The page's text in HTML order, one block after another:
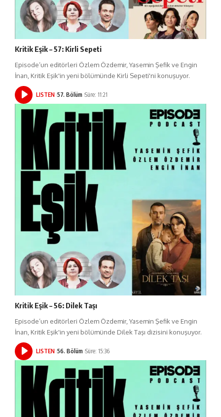
Kritik Eşik – 57: Kirli Sepeti
Episode’un editörleri Özlem Özdemir, Yasemin Şefik ve Engin
İnan, Kritik Eşik'in yeni bölümünde Kirli Sepeti'ni konuşuyor.
LISTEN 57. Bölüm Süre: 11:21
Kritik Eşik – 56: Dilek Taşı
Episode’un editörleri Özlem Özdemir, Yasemin Şefik ve Engin
İnan, Kritik Eşik'in yeni bölümünde Dilek Taşı dizisini konuşuyor.
LISTEN 56. Bölüm Süre: 15:36